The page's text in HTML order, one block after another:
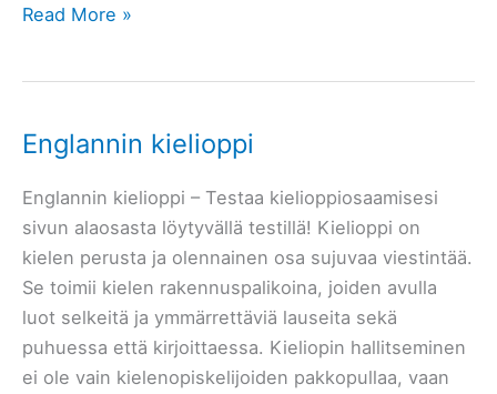
Englannin
Read More »
Englannin kielioppi
Englannin kielioppi – Testaa kielioppiosaamisesi
sivun alaosasta löytyvällä testillä! Kielioppi on
kielen perusta ja olennainen osa sujuvaa viestintää.
Se toimii kielen rakennuspalikoina, joiden avulla
luot selkeitä ja ymmärrettäviä lauseita sekä
puhuessa että kirjoittaessa. Kieliopin hallitseminen
ei ole vain kielenopiskelijoiden pakkopullaa, vaan